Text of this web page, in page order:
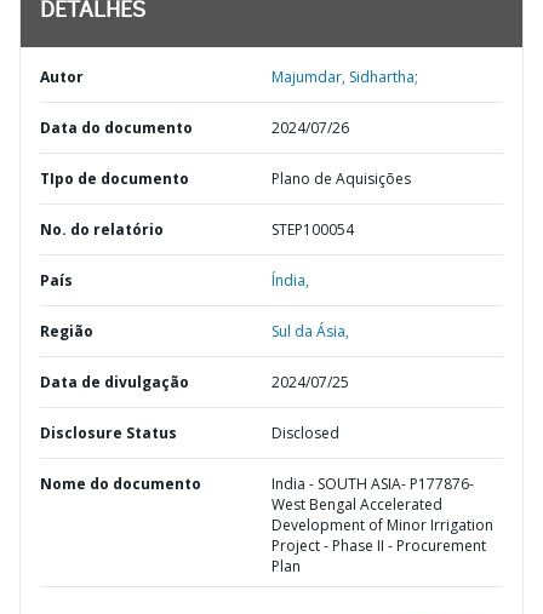
DETALHES
Autor Majumdar, Sidhartha;
Data do documento 2024/07/26
TIpo de documento Plano de Aquisições
No. do relatório STEP100054
País Índia,
Região Sul da Ásia,
Data de divulgação 2024/07/25
Disclosure Status Disclosed
Nome do documento
India - SOUTH ASIA- P177876-
West Bengal Accelerated
Development of Minor Irrigation
Project - Phase II - Procurement
Plan